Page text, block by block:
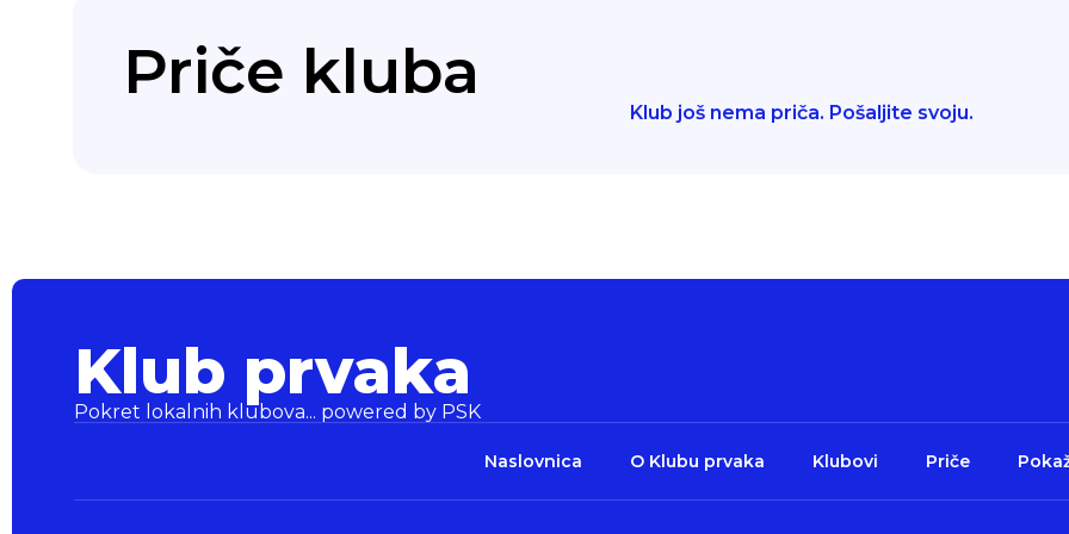
Priče kluba
Klub još nema priča. Pošaljite svoju.
Klub prvaka
Pokret lokalnih klubova... powered by PSK
Naslovnica O Klubu prvaka Klubovi Priče